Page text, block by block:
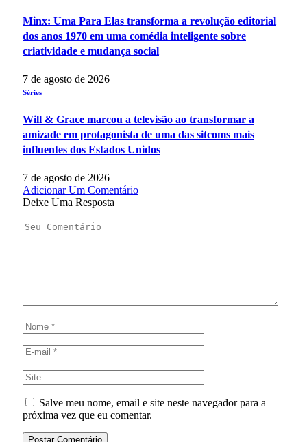
Minx: Uma Para Elas transforma a revolução editorial
dos anos 1970 em uma comédia inteligente sobre
criatividade e mudança social
7 de agosto de 2026
Séries
Will & Grace marcou a televisão ao transformar a
amizade em protagonista de uma das sitcoms mais
influentes dos Estados Unidos
7 de agosto de 2026
Adicionar Um Comentário
Deixe Uma Resposta
Salve meu nome, email e site neste navegador para a
próxima vez que eu comentar.